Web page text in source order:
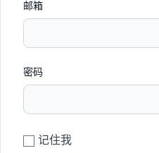
邮箱
密码
记住我